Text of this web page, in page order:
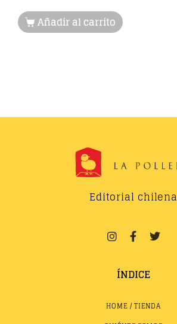
Añadir al carrito
Editorial chilena
ÍNDICE
HOME / TIENDA